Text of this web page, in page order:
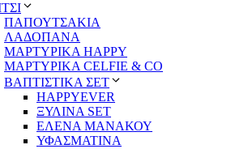
ΠΑΠΟΥΤΣΑΚΙΑ
ΛΑΔΟΠΑΝΑ
ΜΑΡΤΥΡΙΚΑ HAPPY
ΜΑΡΤΥΡΙΚΑ CELFIE & CO
ΒΑΠΤΙΣΤΙΚΑ ΣΕΤ
HAPPYEVER
ΞΥΛΙΝΑ SET
ΕΛΕΝΑ ΜΑΝΑΚΟΥ
ΥΦΑΣΜΑΤΙΝΑ